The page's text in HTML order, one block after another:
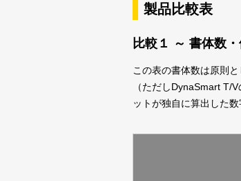
製品比較表
比較１ ～ 書体数
この表の書体数は原則
（ただしDynaSmart T/
ットが独自に算出した数